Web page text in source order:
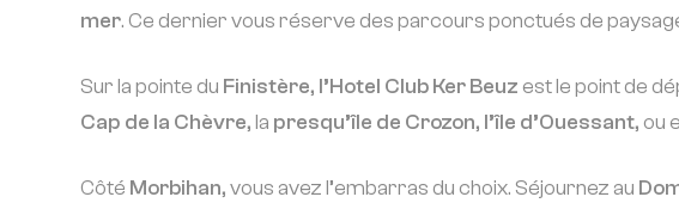
mer. Ce dernier vous réserve des parcours ponctués de
Sur la pointe du Finistère, l’Hotel Club Ker Beuz est le point de
Cap de la Chèvre, la presqu’île de Crozon, l’île d’Ouessant, ou
Côté Morbihan, vous avez l’embarras du choix. Séjournez au